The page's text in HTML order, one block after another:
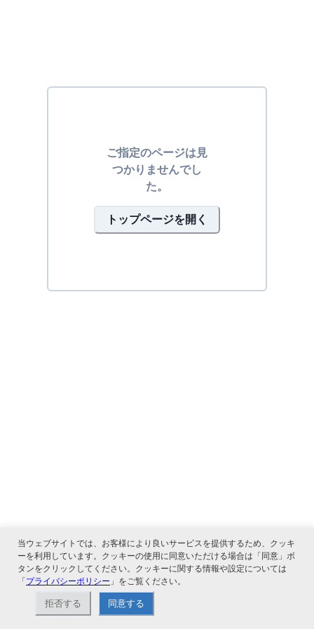
ご指定のページは見
つかりませんでし
た。
トップページを開く
当ウェブサイトでは、お客様により良いサービスを提供するため、クッキ
ーを利用しています。クッキーの使用に同意いただける場合は「同意」ボ
タンをクリックしてください。クッキーに関する情報や設定については
「プライバシーポリシー 」をご覧ください。
拒否する 同意する